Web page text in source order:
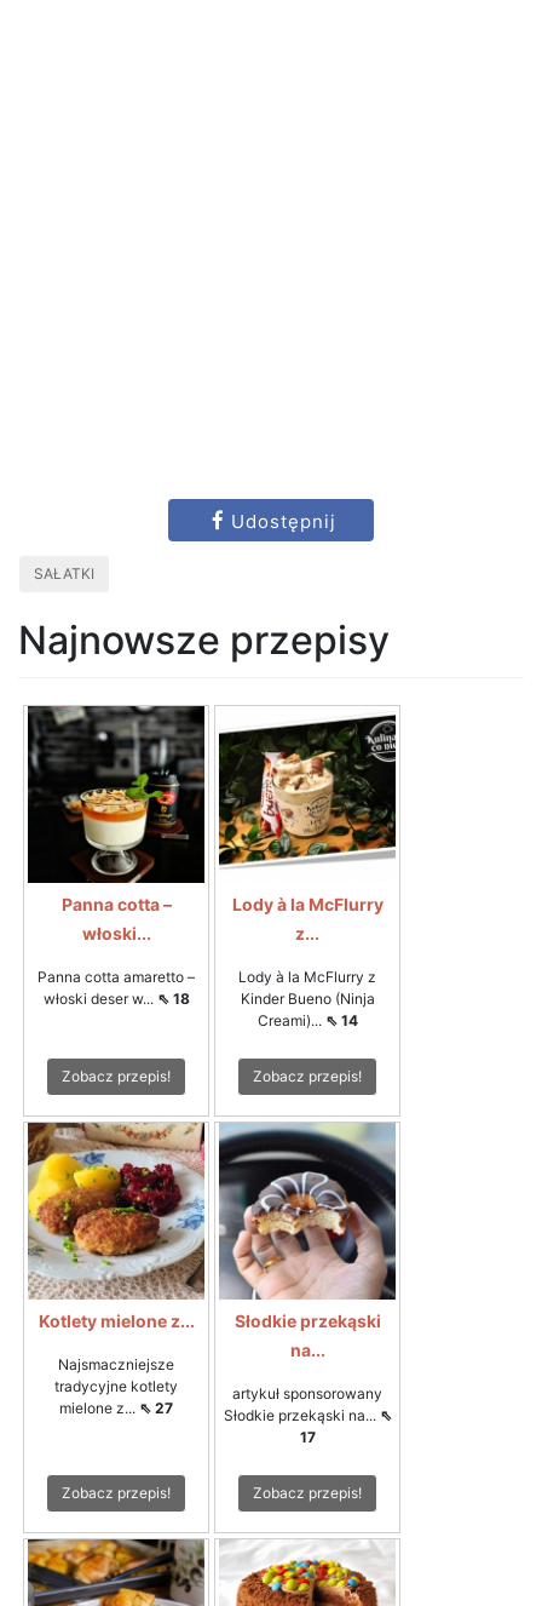
Udostępnij
SAŁATKI
Najnowsze przepisy
Panna cotta –
włoski...
Panna cotta amaretto –
włoski deser w... ⇖ 18
Zobacz przepis!
Lody à la McFlurry
z...
Lody à la McFlurry z
Kinder Bueno (Ninja
Creami)... ⇖ 14
Zobacz przepis!
Kotlety mielone z...
Najsmaczniejsze
tradycyjne kotlety
mielone z... ⇖ 27
Zobacz przepis!
Słodkie przekąski
na...
artykuł sponsorowany
Słodkie przekąski na... ⇖
17
Zobacz przepis!